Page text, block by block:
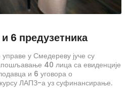
6 предузетника
у Смедереву јуче су
40 лица са евиденције
и 6 уговора о
ЛАПЗ-а уз суфинансирање.